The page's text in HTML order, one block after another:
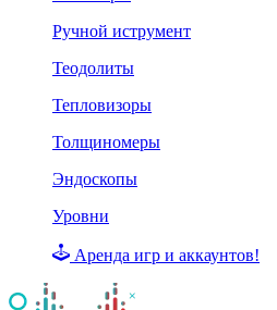
Ручной иструмент
Теодолиты
Тепловизоры
Толщиномеры
Эндоскопы
Уровни
Аренда игр и аккаунтов!